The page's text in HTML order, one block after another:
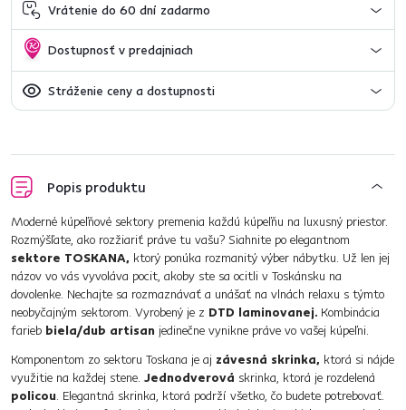
Vrátenie do 60 dní zadarmo
Dostupnosť v predajniach
Stráženie ceny a dostupnosti
Popis produktu
Moderné kúpeľňové sektory premenia každú kúpeľňu na luxusný priestor.
Rozmýšľate, ako rozžiariť práve tu vašu? Siahnite po elegantnom
sektore TOSKANA, ktorý ponúka rozmanitý výber nábytku. Už len jej
názov vo vás vyvoláva pocit, akoby ste sa ocitli v Toskánsku na
dovolenke. Nechajte sa rozmaznávať a unášať na vlnách relaxu s týmto
neobyčajným sektorom. Vyrobený je z DTD laminovanej. Kombinácia
farieb biela/dub artisan jedinečne vynikne práve vo vašej kúpeľni.
Komponentom zo sektoru Toskana je aj závesná skrinka, ktorá si nájde
využitie na každej stene. Jednodverová skrinka, ktorá je rozdelená
policou. Elegantná skrinka, ktorá podrží všetko, čo budete potrebovať.